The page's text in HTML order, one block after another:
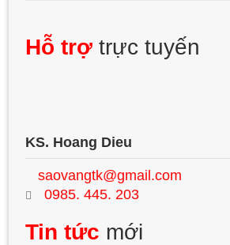
Hỗ trợtrực tuyến
KS. Hoang Dieu
saovangtk@gmail.com
0985. 445. 203
Tin tức mới